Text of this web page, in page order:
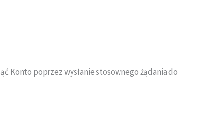
Konto poprzez wysłanie stosownego żądania do